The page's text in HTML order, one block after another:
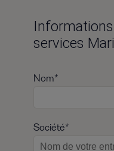
services
Nom*
Société*